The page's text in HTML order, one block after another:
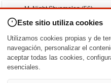
M. Night Shyamalan (56)
Andy Warhol (98)
Melissa George (50)
Vera Farmiga (53)
Nacimientos y estrenos
DD/MM /
Este sitio utiliza cookies
Utilizamos cookies propias y de
navegación, personalizar el
aceptar todas las cookies,
esenciales.